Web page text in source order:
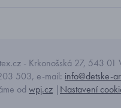
- Krkonošská 27, 543 01
503, e-mail: info@detske-
od wpj.cz |Nastavení